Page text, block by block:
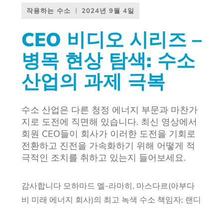
작용하는 수소 2024년 9월 4일
CEO 비디오 시리즈 –
병목 현상 탐색: 수소
산업의 과제 극복
수소 산업은 다른 청정 에너지 부문과 마찬가
지로 도전에 직면해 있습니다. 최신 영상에서
회원 CEO들이 회사가 이러한 도전을 기회로
전환하고 진전을 가속화하기 위해 어떻게 적
극적인 조치를 취하고 있는지 들어보세요.
감사합니다 모하마드 엘-라마히, 마스다르(아부다
비 미래 에너지 회사)의 최고 녹색 수소 책임자; 랜디